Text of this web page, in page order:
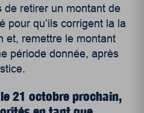
de retirer un montant de
pour qu’ils corrigent la la
et, remettre le montant
période donnée, après
21 octobre prochain,